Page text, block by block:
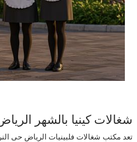
شغالات كينيا بالشهر
تعد مكتب شغالات فلبينيات الرياض حى